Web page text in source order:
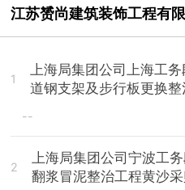
江苏赟尚建筑装饰工程有
1
上海局集团公司上海工
道钢支架及步行板更换
--
2
上海局集团公司宁波工
翻浆冒泥整治工程黄沙采